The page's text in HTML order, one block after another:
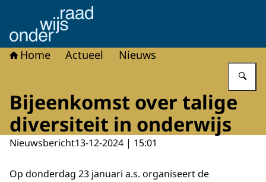
Naar de homepage van Onderwijsraad
Home Actueel Nieuws
Bijeenkomst over talige
diversiteit in onderwijs
Nieuwsbericht13-12-2024 | 15:01
Op donderdag 23 januari a.s. organiseert de